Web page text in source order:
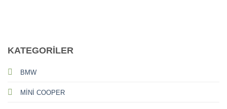
KATEGORİLER
BMW
MİNİ COOPER